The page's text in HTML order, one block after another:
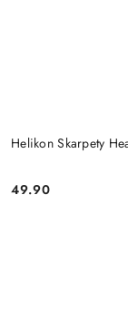
Helikon Skarpety
Cena:
49.90